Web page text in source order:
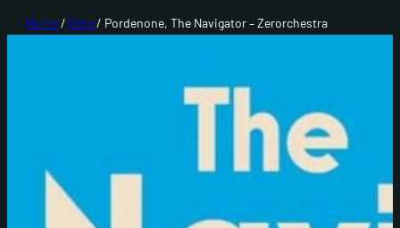
Home/ Date/ Pordenone, The Navigator – Zerorchestra